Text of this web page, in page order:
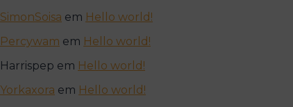
SimonSoisa em Hello world!
Percywam em Hello world!
Harrispep em Hello world!
Yorkaxora em Hello world!